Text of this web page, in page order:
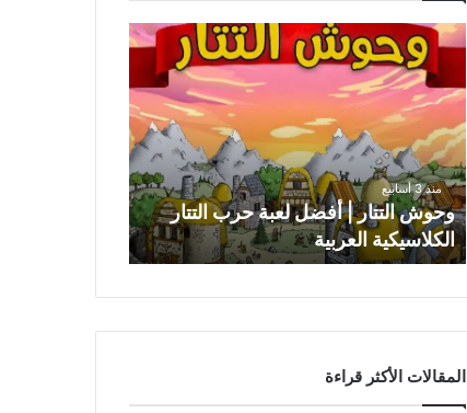
و
ش
ا
ت
ت
ا
ر
|
ض
ل
ع
منذ 3 أسابيع
وحوش التتار | أفضل لعبة حرب التتار
الكلاسيكية العربية
المقالات الأكثر قراءة